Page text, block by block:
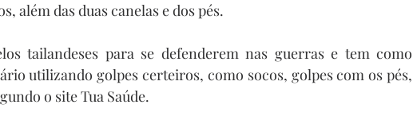
além das duas canelas e dos pés.
tailandeses para se defenderem nas guerras e tem como
utilizando golpes certeiros, como socos, golpes com os pés,
o site Tua Saúde.